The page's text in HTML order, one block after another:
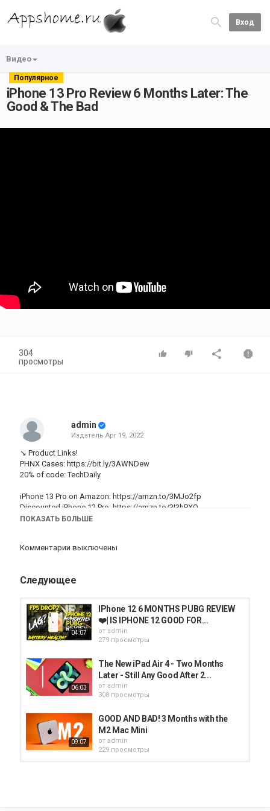
Вход
Видео
Популярное
iPhone 13 Pro Review 6 Months Later: The
Good & The Bad
304
просмотры
admin
Издатель Apr 19, 2022
↘️ Product Links!
PHNX Cases: https://bit.ly/3AWNDew
20% of code: TechDaily
iPhone 13 Pro on Amazon: https://amzn.to/3MJo2fp
Discounted iPhone 12 Pro: https://amzn.to/3I3hPXO
✅ BEST Deals on Smartphones:
iphone
ПОКАЗАТЬ БОЛЬШЕ
Комментарии выключены
Следующее
04:07
IPhone 12 6 MONTHS PUBG REVIEW
❤️| IS IPHONE 12 GOOD FOR...
от admin
279 просмотры
06:03
The New iPad Air 4 - Two Months
Later - Still Any Good After 2...
от admin
308 просмотры
09:07
GOOD AND BAD! 3 Months with the
M2 Mac Mini
от admin
229 просмотры